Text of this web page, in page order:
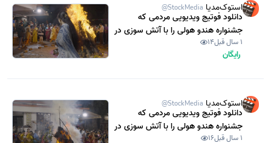
استوک‌مدیا @StockMedia
دانلود فوتیج ویدیویی مردمی که
جشنواره هندو هولی را با آتش سوزی در
بمبئی هند جشن می گیرند (استوک
فوتیج)
1 سال قبل 14
رایگان
استوک‌مدیا @StockMedia
دانلود فوتیج ویدیویی مردمی که
جشنواره هندو هولی را با آتش سوزی در
بمبئی هند جشن می گیرند (استوک1 سال قبل 16